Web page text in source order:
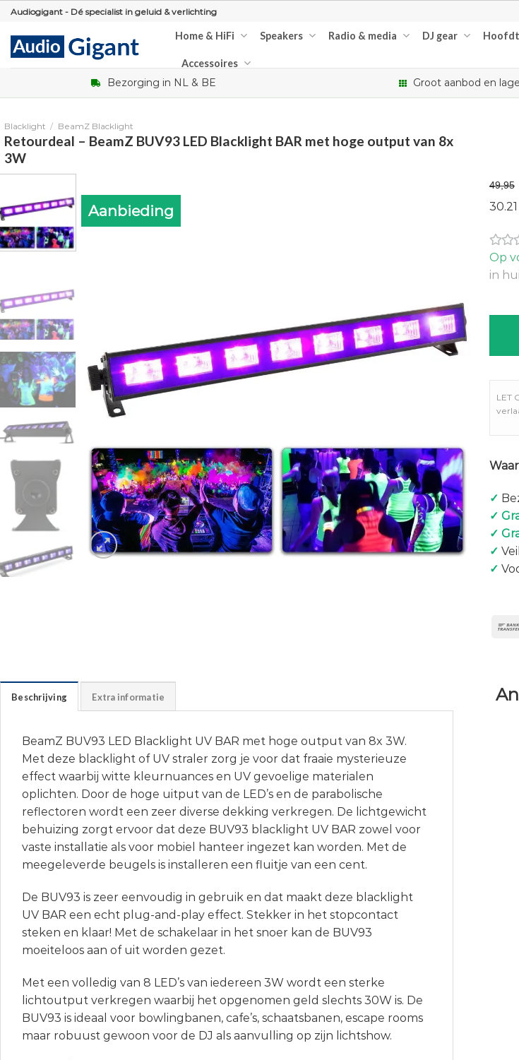
Skip
content
Audiogigant - Dé specialist in geluid & verlichting
Home & HiFi Speakers Radio & media DJ gear
Accessoires
Bezorging in NL & BE Groot aanbod en
Blacklight / BeamZ Blacklight
Retourdeal – BeamZ BUV93 LED Blacklight BAR met hoge output van 8x
3W
Aanbieding
49,95
Op
in
LET
✓
✓
✓
✓
✓
Beschrijving Extra informatie
BeamZ BUV93 LED Blacklight UV BAR met hoge output van 8x 3W.
Met deze blacklight of UV straler zorg je voor dat fraaie mysterieuze
effect waarbij witte kleurnuances en UV gevoelige materialen
oplichten. Door de hoge uitput van de LED’s en de parabolische
reflectoren wordt een zeer diverse dekking verkregen. De lichtgewicht
behuizing zorgt ervoor dat deze BUV93 blacklight UV BAR zowel voor
vaste installatie als voor mobiel hanteer ingezet kan worden. Met de
meegeleverde beugels is installeren een fluitje van een cent.
De BUV93 is zeer eenvoudig in gebruik en dat maakt deze blacklight
UV BAR een echt plug-and-play effect. Stekker in het stopcontact
steken en klaar! Met de schakelaar in het snoer kan de BUV93
moeiteloos aan of uit worden gezet.
Met een volledig van 8 LED’s van iedereen 3W wordt een sterke
lichtoutput verkregen waarbij het opgenomen geld slechts 30W is. De
BUV93 is ideaal voor bowlingbanen, cafe’s, schaatsbanen, escape rooms
maar robuust gewoon voor de DJ als aanvulling op zijn lichtshow.